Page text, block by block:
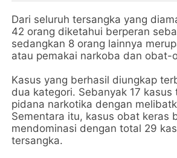
Dari seluruh tersangka yang
42 orang diketahui berperan
sedangkan 8 orang lainnya
atau pemakai narkoba dan obat-
Kasus yang berhasil diungkap
dua kategori. Sebanyak 17
pidana narkotika dengan
Sementara itu, kasus obat keras
mendominasi dengan total 29
tersangka.